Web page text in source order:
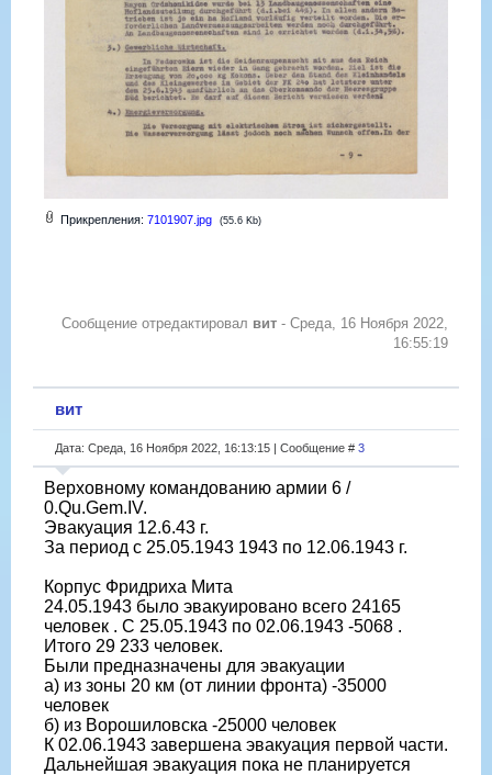
Прикрепления: 7101907.jpg (55.6 Kb)
Сообщение отредактировал вит - Среда, 16 Ноября 2022,
16:55:19
вит
Дата: Среда, 16 Ноября 2022, 16:13:15 | Сообщение # 3
Верховному командованию армии 6 /
0.Qu.Gem.IV.
Эвакуация 12.6.43 г.
За период с 25.05.1943 1943 по 12.06.1943 г.
Корпус Фридриха Мита
24.05.1943 было эвакуировано всего 24165
человек . С 25.05.1943 по 02.06.1943 -5068 .
Итого 29 233 человек.
Были предназначены для эвакуации
а) из зоны 20 км (от линии фронта) -35000
человек
б) из Ворошиловска -25000 человек
К 02.06.1943 завершена эвакуация первой части.
Дальнейшая эвакуация пока не планируется